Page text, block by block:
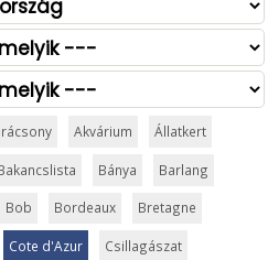
Akvárium Állatkert
Bánya Barlang
Bob Bordeaux Bretagne
Cote d'Azur Csillagászat